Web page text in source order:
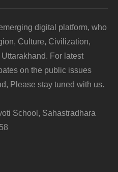
digital platform, who
Culture, Civilization,
For latest
on the public issues
Please stay tuned with us.
School, Sahastradhara